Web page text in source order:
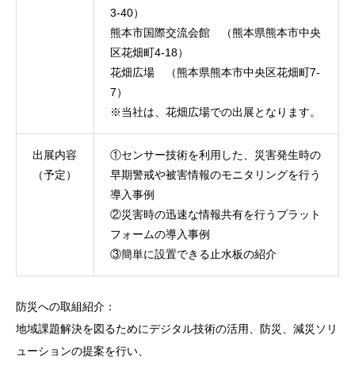
3-40）
熊本市国際交流会館 （熊本県熊本市中央
区花畑町4-18）
花畑広場 （熊本県熊本市中央区花畑町7-
7）
※当社は、花畑広場での出展となります。
出展内容
（予定）
①センサー技術を利用した、災害発生時の
早期警戒や被害情報のモニタリングを行う
導入事例
②災害時の迅速な情報共有を行うプラット
フォームの導入事例
③簡単に設置できる止水板の紹介
防災への取組紹介：
地域課題解決を図るためにデジタル技術の活用、防災、減災ソリ
ューションの提案を行い、